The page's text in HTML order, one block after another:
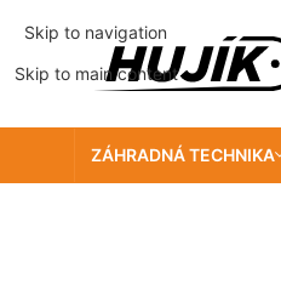
Skip to navigation
Skip to main content
ZÁHRADNÁ TECHNIKA